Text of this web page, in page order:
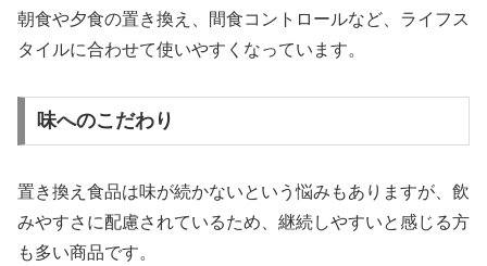
朝食や夕食の置き換え、間食コントロールなど、ライフス
タイルに合わせて使いやすくなっています。
味へのこだわり
置き換え食品は味が続かないという悩みもありますが、飲
みやすさに配慮されているため、継続しやすいと感じる方
も多い商品です。